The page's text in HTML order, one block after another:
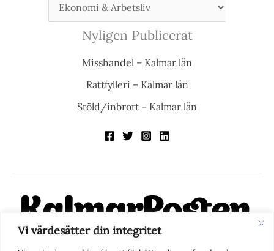
Vi värdesätter din integritet
Nyligen Publicerat
Misshandel – Kalmar län
Rattfylleri – Kalmar län
Stöld/inbrott – Kalmar län
KalmarPosten är en modern lokalnyhetstidning på nätet. Med